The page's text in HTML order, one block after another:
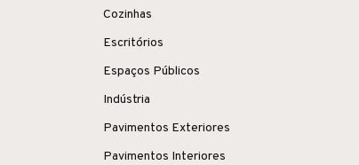
Cozinhas
Escritórios
Espaços Públicos
Indústria
Pavimentos Exteriores
Pavimentos Interiores